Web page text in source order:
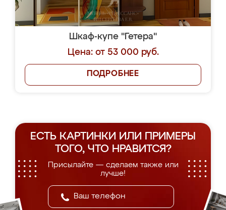
Шкаф-купе "Гетера"
Цена: от 53 000 руб.
ПОДРОБНЕЕ
ЕСТЬ КАРТИНКИ ИЛИ ПРИМЕРЫ
ТОГО, ЧТО НРАВИТСЯ?
Присылайте — сделаем также или
лучше!